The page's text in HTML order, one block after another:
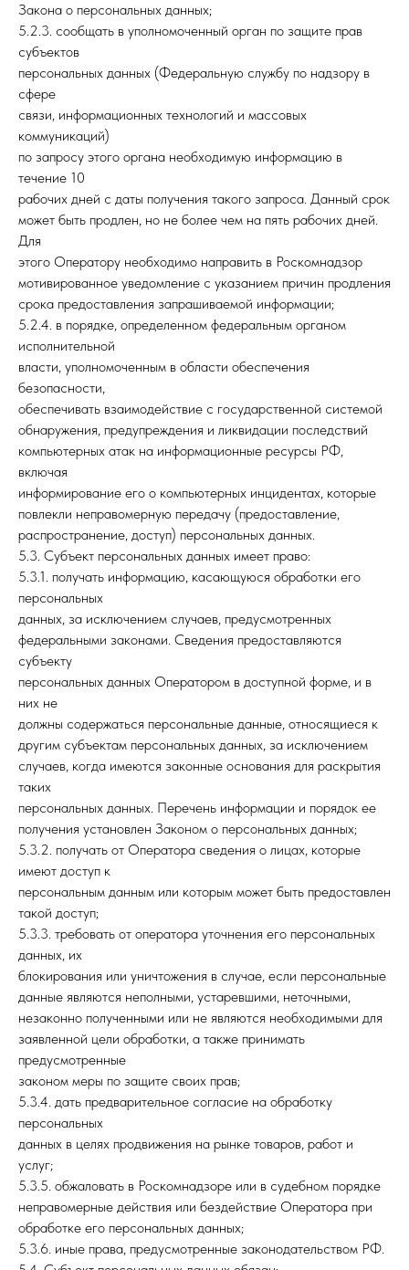
Закона о персональных данных;
5.2.3. сообщать в уполномоченный орган по защите прав
субъектов
персональных данных (Федеральную службу по надзору в
сфере
связи, информационных технологий и массовых
коммуникаций)
по запросу этого органа необходимую информацию в
течение 10
рабочих дней с даты получения такого запроса. Данный срок
может быть продлен, но не более чем на пять рабочих дней.
Для
этого Оператору необходимо направить в Роскомнадзор
мотивированное уведомление с указанием причин продления
срока предоставления запрашиваемой информации;
5.2.4. в порядке, определенном федеральным органом
исполнительной
власти, уполномоченным в области обеспечения
безопасности,
обеспечивать взаимодействие с государственной системой
обнаружения, предупреждения и ликвидации последствий
компьютерных атак на информационные ресурсы РФ,
включая
информирование его о компьютерных инцидентах, которые
повлекли неправомерную передачу (предоставление,
распространение, доступ) персональных данных.
5.3. Субъект персональных данных имеет право:
5.3.1. получать информацию, касающуюся обработки его
персональных
данных, за исключением случаев, предусмотренных
федеральными законами. Сведения предоставляются
субъекту
персональных данных Оператором в доступной форме, и в
них не
должны содержаться персональные данные, относящиеся к
другим субъектам персональных данных, за исключением
случаев, когда имеются законные основания для раскрытия
таких
персональных данных. Перечень информации и порядок ее
получения установлен Законом о персональных данных;
5.3.2. получать от Оператора сведения о лицах, которые
имеют доступ к
персональным данным или которым может быть предоставлен
такой доступ;
5.3.3. требовать от оператора уточнения его персональных
данных, их
блокирования или уничтожения в случае, если персональные
данные являются неполными, устаревшими, неточными,
незаконно полученными или не являются необходимыми для
заявленной цели обработки, а также принимать
предусмотренные
законом меры по защите своих прав;
5.3.4. дать предварительное согласие на обработку
персональных
данных в целях продвижения на рынке товаров, работ и
услуг;
5.3.5. обжаловать в Роскомнадзоре или в судебном порядке
неправомерные действия или бездействие Оператора при
обработке его персональных данных;
5.3.6. иные права, предусмотренные законодательством РФ.